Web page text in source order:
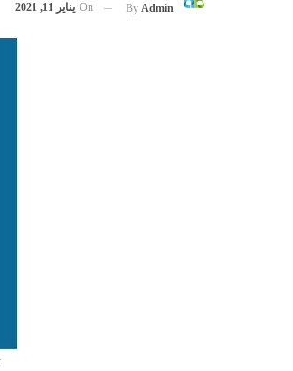
By Admin
On يناير 11, 2021